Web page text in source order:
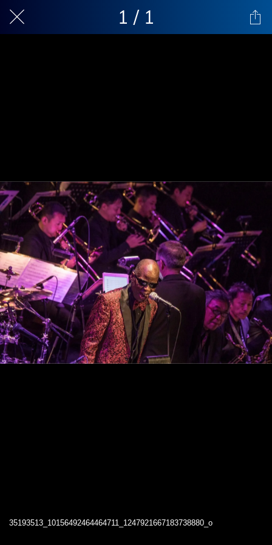
1 / 1
35193513_10156492464464711_1247921667183738880_o